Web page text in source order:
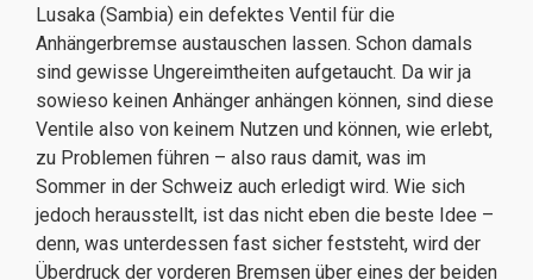
Lusaka (Sambia) ein defektes Ventil für die
Anhängerbremse austauschen lassen. Schon damals
sind gewisse Ungereimtheiten aufgetaucht. Da wir ja
sowieso keinen Anhänger anhängen können, sind diese
Ventile also von keinem Nutzen und können, wie erlebt,
zu Problemen führen – also raus damit, was im
Sommer in der Schweiz auch erledigt wird. Wie sich
jedoch herausstellt, ist das nicht eben die beste Idee –
denn, was unterdessen fast sicher feststeht, wird der
Überdruck der vorderen Bremsen über eines der beiden